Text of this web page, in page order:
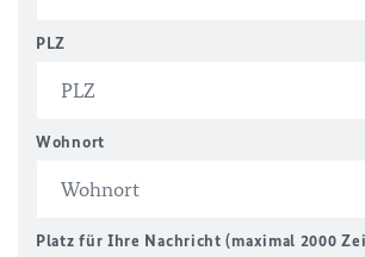
PLZ
Wohnort
Platz für Ihre Nachricht (maximal 2000